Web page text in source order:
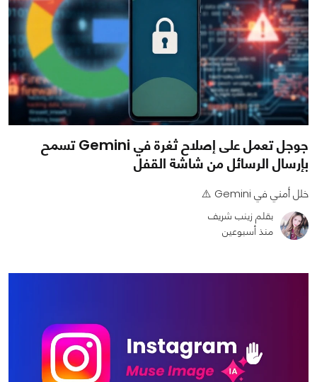
جوجل تعمل على إصلاح ثغرة في Gemini تسمح
بإرسال الرسائل من شاشة القفل
خلل أمني في Gemini ⚠️
بقلم زينب شريف
منذ أسبوعين